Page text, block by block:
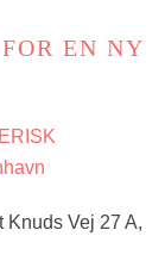
EN NY
Knuds Vej 27 A,